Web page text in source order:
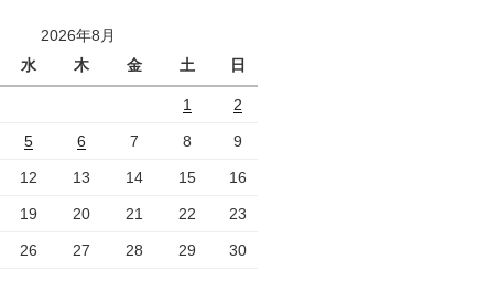
2026年8月
水 木 金 土 日
1 2
5 6 7 8 9
12 13 14 15 16
19 20 21 22 23
26 27 28 29 30